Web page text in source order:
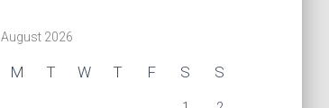
August 2026
M T W T F S S